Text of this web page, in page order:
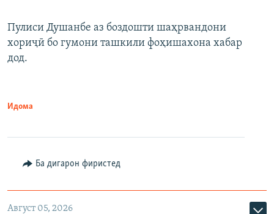
Пулиси Душанбе аз боздошти шаҳрвандони
хориҷӣ бо гумони ташкили фоҳишахона хабар
дод.
Идома
Ба дигарон фиристед
Август 05, 2026